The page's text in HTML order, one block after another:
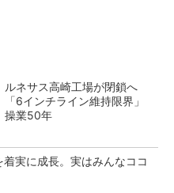
ルネサス高崎工場が閉鎖へ
「6インチライン維持限界」
操業50年
実に成長。実はみんなココ